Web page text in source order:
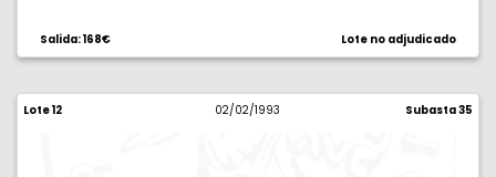
campo izquierdo, proa de nave. 17,20 g. MBC+.
Salida: 168€ Lote no adjudicado
Lote 12 02/02/1993 Subasta 35